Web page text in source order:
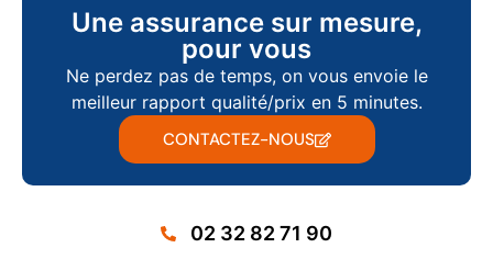
Une assurance sur mesure,
pour vous
Ne perdez pas de temps, on vous envoie le
meilleur rapport qualité/prix en 5 minutes.
CONTACTEZ-NOUS
02 32 82 71 90